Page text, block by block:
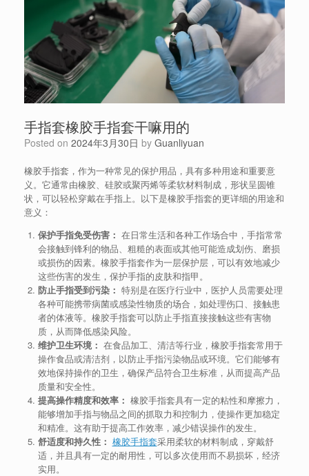
手指套橡胶手指套干嘛用的
Posted on 2024年3月30日 by Guanliyuan
橡胶手指套，作为一种常见的保护用品，具有多种用途和重要意
义。它通常由橡胶、硅胶或聚丙烯等柔软材料制成，形状呈圆锥
状，可以轻松穿戴在手指上。以下是橡胶手指套的更详细的用途和
意义：
保护手指免受伤害： 在日常生活和各种工作场合中，手指常常
会接触到锋利的物品、粗糙的表面或其他可能造成划伤、磨损
或损伤的因素。橡胶手指套作为一层保护层，可以有效地减少
这些伤害的发生，保护手指的皮肤和指甲。
防止手指受到污染： 特别是在医疗行业中，医护人员需要处理
各种可能携带病菌或感染性物质的场合，如处理伤口、接触患
者的体液等。橡胶手指套可以防止手指直接接触这些有害物
质，从而降低感染风险。
维护卫生环境： 在食品加工、清洁等行业，橡胶手指套常用于
操作食品或清洁剂，以防止手指污染物品或环境。它们能够有
效地保持操作的卫生，确保产品符合卫生标准，从而提高产品
质量和安全性。
提高操作精度和效率： 橡胶手指套具有一定的粘性和摩擦力，
能够增加手指与物品之间的抓取力和控制力，使操作更加稳定
和精准。这有助于提高工作效率，减少错误操作的发生。
舒适度和持久性： 橡胶手指套采用柔软的材料制成，穿戴舒
适，并且具有一定的耐用性，可以多次使用而不易损坏，经济
实用。